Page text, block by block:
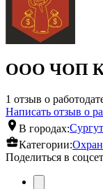
ООО ЧОП
1 отзыв о
Написать отзыв о
В городах:Сургут
Категории:
Поделиться в